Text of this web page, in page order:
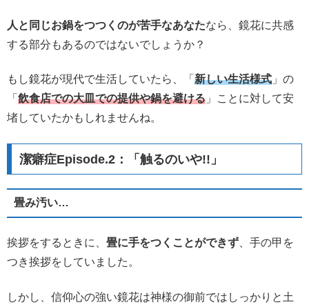
人と同じお鍋をつつくのが苦手なあなたなら、鏡花に共感
する部分もあるのではないでしょうか？
もし鏡花が現代で生活していたら、「 新しい生活様式 」の
「 飲食店での大皿での提供や鍋を避ける 」ことに対して安
堵していたかもしれませんね。
潔癖症Episode.2：「触るのいや!!」
畳み汚い…
挨拶をするときに、 畳に手をつくことができず 、手の甲を
つき挨拶をしていました。
しかし、信仰心の強い鏡花は神様の御前ではしっかりと土